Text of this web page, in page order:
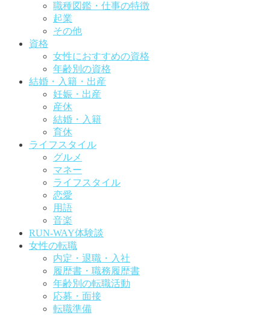
職種図鑑・仕事の特徴
起業
その他
資格
女性におすすめの資格
年齢別の資格
結婚・入籍・出産
妊娠・出産
産休
結婚・入籍
育休
ライフスタイル
グルメ
マネー
ライフスタイル
恋愛
用語
音楽
RUN-WAY体験談
女性の転職
内定・退職・入社
履歴書・職務履歴書
年齢別の転職活動
応募・面接
転職準備